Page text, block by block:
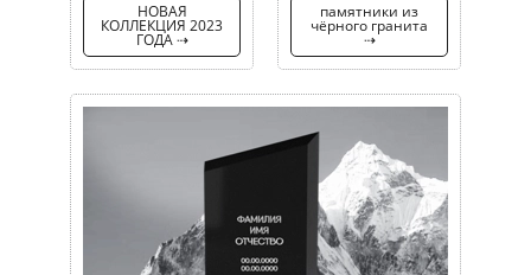
НОВАЯ
КОЛЛЕКЦИЯ 2023
ГОДА ⇢
памятники из
чёрного гранита
⇢